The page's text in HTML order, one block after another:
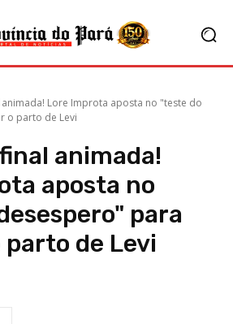
animada! Lore Improta aposta no "teste do
o parto de Levi
animada!
aposta no
para
de Levi